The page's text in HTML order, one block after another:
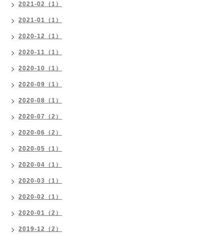
2021-02（1）
2021-01（1）
2020-12（1）
2020-11（1）
2020-10（1）
2020-09（1）
2020-08（1）
2020-07（2）
2020-06（2）
2020-05（1）
2020-04（1）
2020-03（1）
2020-02（1）
2020-01（2）
2019-12（2）